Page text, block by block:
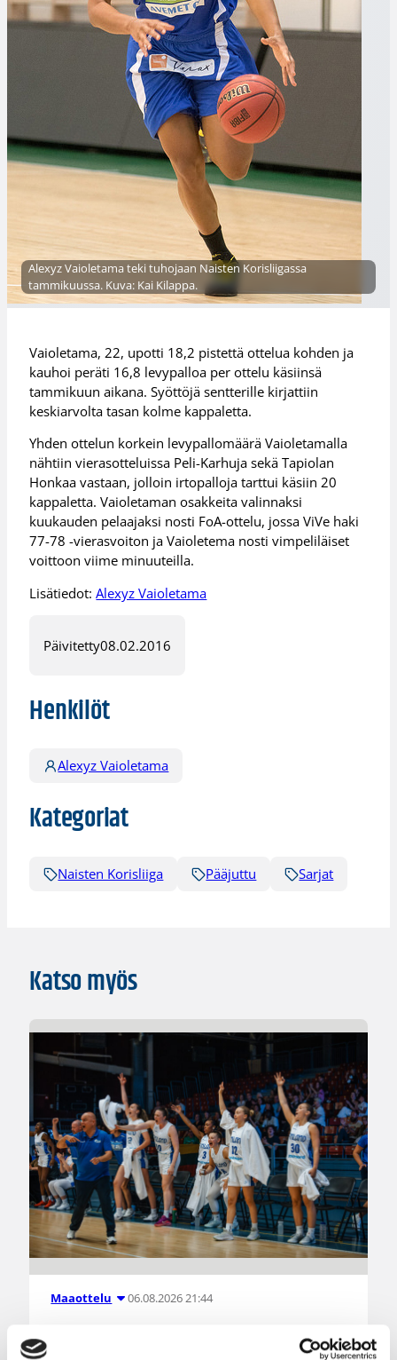
Alexyz Vaioletama teki tuhojaan Naisten Korisliigassa
tammikuussa. Kuva: Kai Kilappa.
Vaioletama, 22, upotti 18,2 pistettä ottelua kohden ja
kauhoi peräti 16,8 levypalloa per ottelu käsiinsä
tammikuun aikana. Syöttöjä sentterille kirjattiin
keskiarvolta tasan kolme kappaletta.
Yhden ottelun korkein levypallomäärä Vaioletamalla
nähtiin vierasotteluissa Peli-Karhuja sekä Tapiolan
Honkaa vastaan, jolloin irtopalloja tarttui käsiin 20
kappaletta. Vaioletaman osakkeita valinnaksi
kuukauden pelaajaksi nosti FoA-ottelu, jossa ViVe haki
77-78 -vierasvoiton ja Vaioletema nosti vimpeliläiset
voittoon viime minuuteilla.
Lisätiedot:Alexyz Vaioletama
Päivitetty08.02.2016
Henkilöt
Alexyz Vaioletama
Kategoriat
Naisten Korisliiga Pääjuttu Sarjat
Katso myös
Maaottelu 06.08.2026 21:44
Susiladiesin puolustus rautaa